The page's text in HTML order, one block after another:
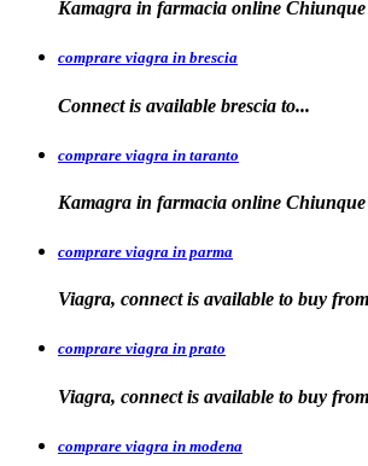
Kamagra in farmacia online
comprare viagra in brescia
Connect is available brescia to...
comprare viagra in taranto
Kamagra in farmacia online Chiunque
comprare viagra in parma
Viagra, connect is available to buy
comprare viagra in prato
Viagra, connect is available to buy
comprare viagra in modena